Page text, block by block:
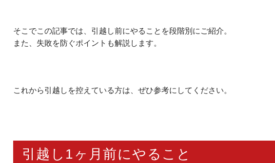
そこでこの記事では、引越し前にやることを段階別にご紹介。
また、失敗を防ぐポイントも解説します。
これから引越しを控えている方は、ぜひ参考にしてください。
引越し1ヶ月前にやること